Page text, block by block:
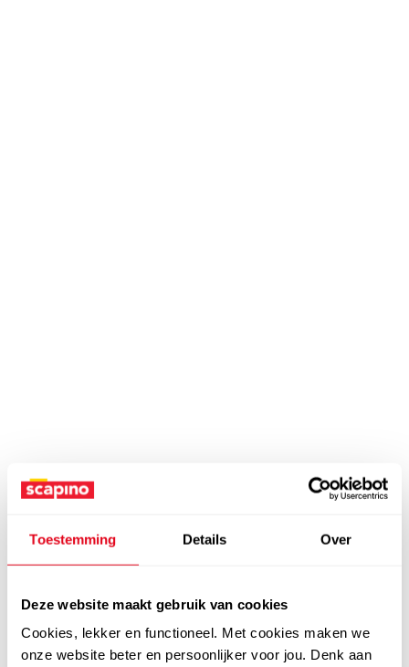
Toestemming Details Over
Deze website maakt gebruik van cookies
Cookies, lekker en functioneel. Met cookies maken we
onze website beter en persoonlijker voor jou. Denk aan